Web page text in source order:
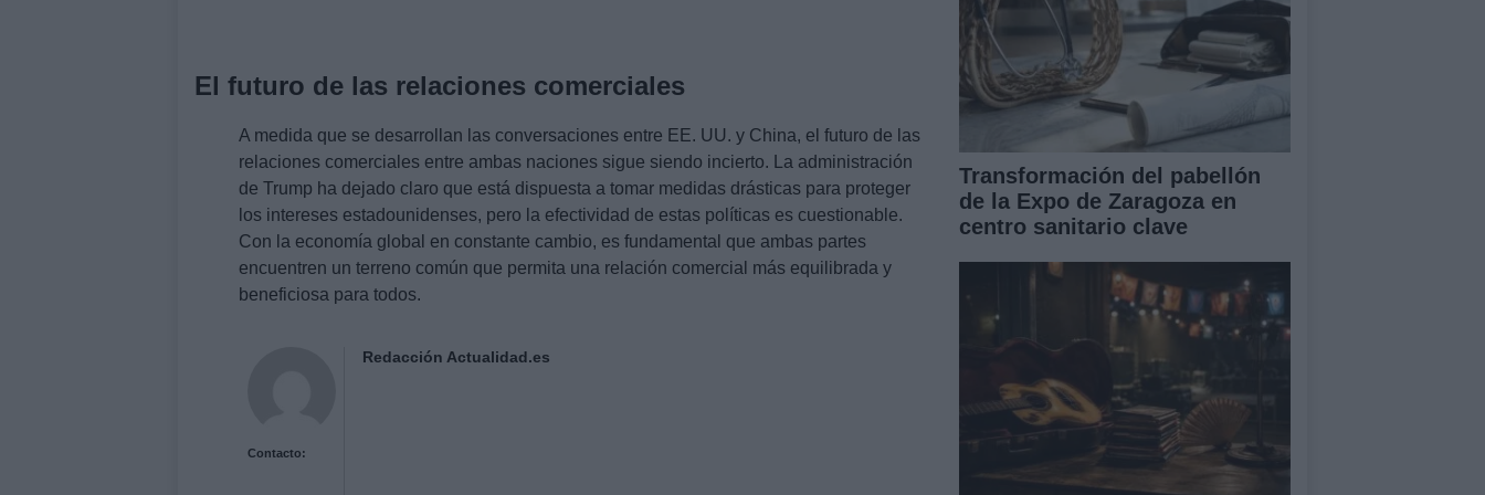
El futuro de las relaciones comerciales
A medida que se desarrollan las conversaciones entre EE. UU. y China, el futuro de las
relaciones comerciales entre ambas naciones sigue siendo incierto. La administración
de Trump ha dejado claro que está dispuesta a tomar medidas drásticas para proteger
los intereses estadounidenses, pero la efectividad de estas políticas es cuestionable.
Con la economía global en constante cambio, es fundamental que ambas partes
encuentren un terreno común que permita una relación comercial más equilibrada y
beneficiosa para todos.
Contacto:
Redacción Actualidad.es
Transformación del pabellón
de la Expo de Zaragoza en
centro sanitario clave